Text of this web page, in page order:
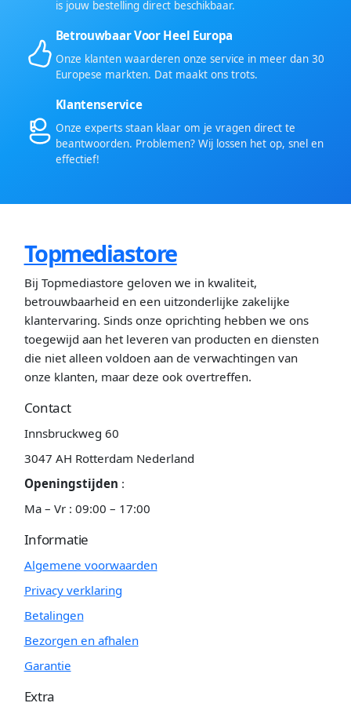
is jouw bestelling direct beschikbaar.
Betrouwbaar Voor Heel Europa
Onze klanten waarderen onze service in meer dan 30
Europese markten. Dat maakt ons trots.
Klantenservice
Onze experts staan klaar om je vragen direct te
beantwoorden. Problemen? Wij lossen het op, snel en
effectief!
Topmediastore
Bij Topmediastore geloven we in kwaliteit,
betrouwbaarheid en een uitzonderlijke zakelijke
klantervaring. Sinds onze oprichting hebben we ons
toegewijd aan het leveren van producten en diensten
die niet alleen voldoen aan de verwachtingen van
onze klanten, maar deze ook overtreffen.
Contact
Innsbruckweg 60
3047 AH Rotterdam Nederland
Openingstijden :
Ma – Vr : 09:00 – 17:00
Informatie
Algemene voorwaarden
Privacy verklaring
Betalingen
Bezorgen en afhalen
Garantie
Extra